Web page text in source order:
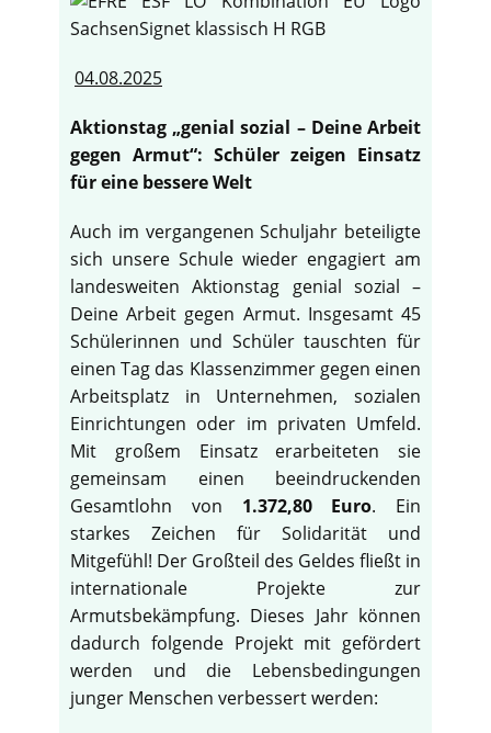
04.08.2025
Aktionstag „genial sozial – Deine Arbeit
gegen Armut“: Schüler zeigen Einsatz
für eine bessere Welt
Auch im vergangenen Schuljahr beteiligte
sich unsere Schule wieder engagiert am
landesweiten Aktionstag genial sozial –
Deine Arbeit gegen Armut. Insgesamt 45
Schülerinnen und Schüler tauschten für
einen Tag das Klassenzimmer gegen einen
Arbeitsplatz in Unternehmen, sozialen
Einrichtungen oder im privaten Umfeld.
Mit großem Einsatz erarbeiteten sie
gemeinsam einen beeindruckenden
Gesamtlohn von 1.372,80 Euro. Ein
starkes Zeichen für Solidarität und
Mitgefühl! Der Großteil des Geldes fließt in
internationale Projekte zur
Armutsbekämpfung. Dieses Jahr können
dadurch folgende Projekt mit gefördert
werden und die Lebensbedingungen
junger Menschen verbessert werden: